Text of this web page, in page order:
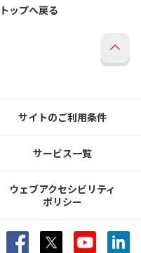
ップへ戻る
サイトのご利用条件
サービス一覧
ウェブアクセシビリティ
ポリシー